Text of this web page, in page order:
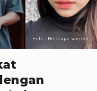
Foto : Berbagai sumber